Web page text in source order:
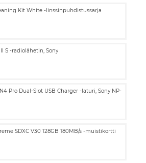
Kit White -linssinpuhdistussarja
S -radiolähetin, Sony
Pro Dual-Slot USB Charger -laturi, Sony NP-
SDXC V30 128GB 180MB/s -muistikortti